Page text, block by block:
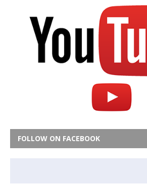
FOLLOW ON FACEBOOK